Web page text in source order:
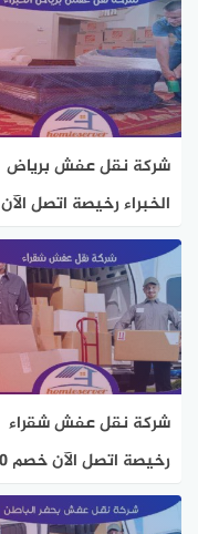
شركة نقل عفش برياض
الخبراء رخيصة اتصل الآن
بخصم 50% هوم سيرفر
شركة نقل عفش شقراء
هوم سيرفر